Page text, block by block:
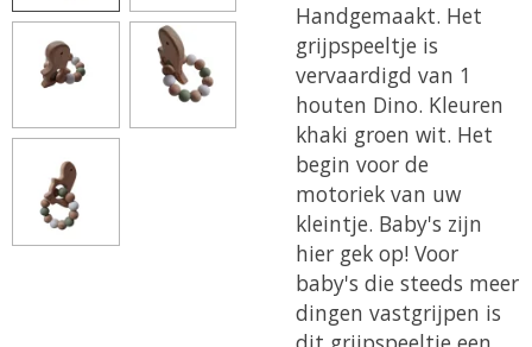
Handgemaakt. Het
grijpspeeltje is
vervaardigd van 1
houten Dino. Kleuren
khaki groen wit. Het
begin voor de
motoriek van uw
kleintje. Baby's zijn
hier gek op! Voor
baby's die steeds meer
dingen vastgrijpen is